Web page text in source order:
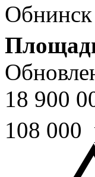
Обнинск
18 900
108 000